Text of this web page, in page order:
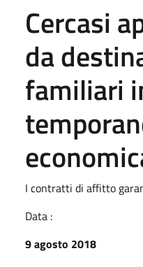
Cercasi
da
familiari
I contratti di affitto
Data :
9 agosto 2018